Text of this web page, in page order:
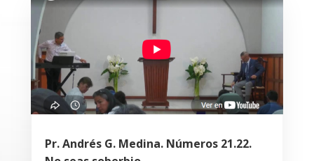
Pr. Andrés G. Medina. Números 21.22.